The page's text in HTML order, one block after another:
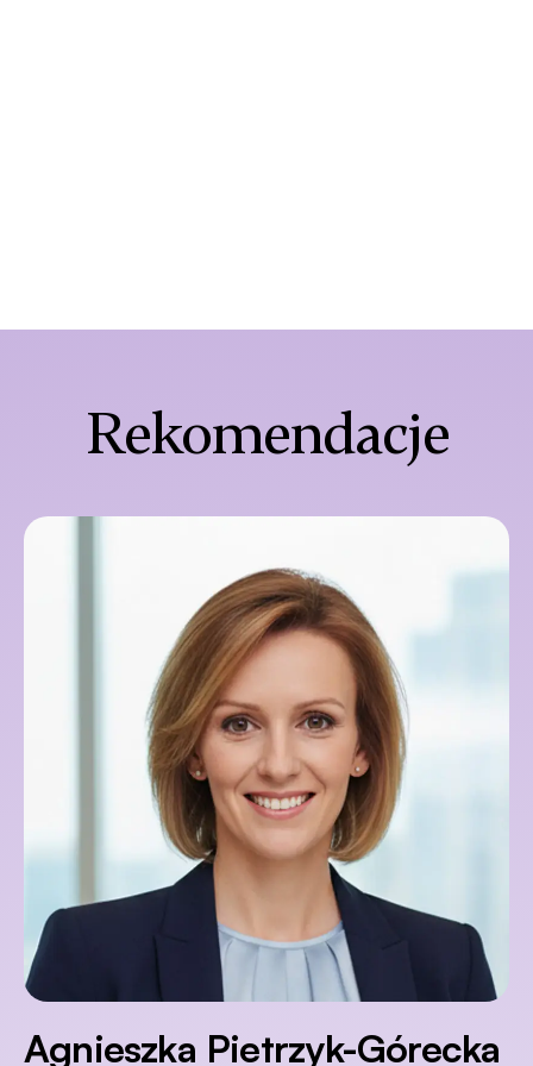
Rekomendacje
Agnieszka Pietrzyk-Górecka